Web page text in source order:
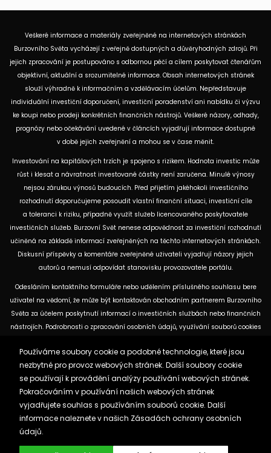
Veškeré informace a materiály zveřejněné na internetových stránkách
Burzovního Světa vycházejí z veřejně dostupných a důvěryhodných zdrojů. Při
jejich zpracování je postupováno s odbornou péčí a cílem poskytovat čtenářům
objektivní, aktuální a srozumitelné informace. Obsah internetových stránek
slouží výhradně k informačním a vzdělávacím účelům. Nepředstavuje
individuální investiční doporučení, investiční poradenství ani nabídku či výzvu
ke koupi nebo prodeji konkrétních finančních nástrojů. Veškeré názory, odhady,
prognózy nebo očekávání uvedené v článcích vyjadřují informace dostupné
v době jejich zveřejnění a mohou se v čase měnit.
Investování na kapitálových trzích je spojeno s rizikem. Hodnota investic může
růst i klesat a návratnost investované částky není zaručena. Minulé výnosy
nejsou zárukou výnosů budoucích. Před přijetím jakéhokoli investičního
rozhodnutí doporučujeme posoudit vlastní finanční situaci, investiční cíle
a toleranci k riziku, případně využít služeb licencovaného poskytovatele
investičních služeb. Burzovní Svět nenese odpovědnost za investiční rozhodnutí
učiněná na základě informací zveřejněných na těchto internetových stránkách.
Diskusní příspěvky a komentáře zveřejněné uživateli vyjadřují názory jejich
autorů a nemusí odpovídat stanovisku provozovatele portálu.
Odesláním kontaktního formuláře nebo udělením příslušného souhlasu bere
uživatel na vědomí, že může být kontaktován obchodním partnerem Burzovního
Světa za účelem poskytnutí informací o investičních službách nebo finančních
nástrojích. Podrobnosti o zpracování osobních údajů, využívání souborů cookies
dostupných na těchto internetových stránkách. U jednotlivých článků mohou
být uvedeny informace o použitých zdrojích, datu původní analýzy nebo datu,
ke kterému se vztahují uvedené tržní údaje.
Zásady ochrany osobních údajů a cookies
Reklama
Burzovnisvet.cz © 2026
Používáme soubory cookie a podobné technologie, které jsou
nezbytné pro provoz webových stránek. Další soubory cookie
se používají k provádění analýzy používání webových stránek.
Pokračováním v používání našich webových stránek
vyjadřujete souhlas s používáním souborů cookie. Další
informace naleznete v našich Zásadách ochrany osobních
údajů.